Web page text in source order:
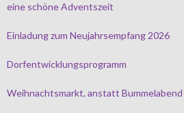
eine schöne Adventszeit
Einladung zum Neujahrsempfang 2026
Dorfentwicklungsprogramm
Weihnachtsmarkt, anstatt Bummelabend